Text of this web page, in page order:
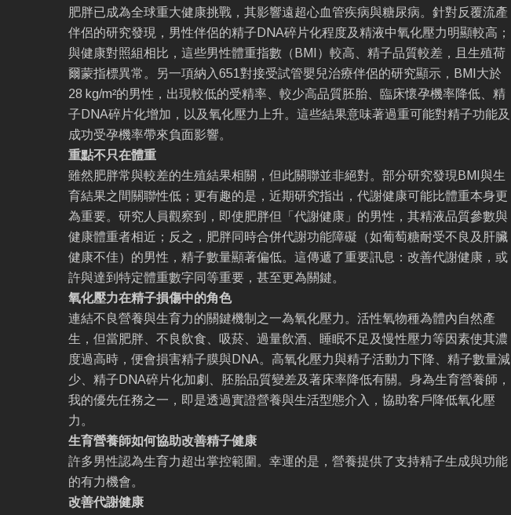
肥胖已成為全球重大健康挑戰，其影響遠超心血管疾病與糖尿病。針對反覆流產
伴侶的研究發現，男性伴侶的精子DNA碎片化程度及精液中氧化壓力明顯較高；
與健康對照組相比，這些男性體重指數（BMI）較高、精子品質較差，且生殖荷
爾蒙指標異常。另一項納入651對接受試管嬰兒治療伴侶的研究顯示，BMI大於
28 kg/m²的男性，出現較低的受精率、較少高品質胚胎、臨床懷孕機率降低、精
子DNA碎片化增加，以及氧化壓力上升。這些結果意味著過重可能對精子功能及
成功受孕機率帶來負面影響。
重點不只在體重
雖然肥胖常與較差的生殖結果相關，但此關聯並非絕對。部分研究發現BMI與生
育結果之間關聯性低；更有趣的是，近期研究指出，代謝健康可能比體重本身更
為重要。研究人員觀察到，即使肥胖但「代謝健康」的男性，其精液品質參數與
健康體重者相近；反之，肥胖同時合併代謝功能障礙（如葡萄糖耐受不良及肝臟
健康不佳）的男性，精子數量顯著偏低。這傳遞了重要訊息：改善代謝健康，或
許與達到特定體重數字同等重要，甚至更為關鍵。
氧化壓力在精子損傷中的角色
連結不良營養與生育力的關鍵機制之一為氧化壓力。活性氧物種為體內自然產
生，但當肥胖、不良飲食、吸菸、過量飲酒、睡眠不足及慢性壓力等因素使其濃
度過高時，便會損害精子膜與DNA。高氧化壓力與精子活動力下降、精子數量減
少、精子DNA碎片化加劇、胚胎品質變差及著床率降低有關。身為生育營養師，
我的優先任務之一，即是透過實證營養與生活型態介入，協助客戶降低氧化壓
力。
生育營養師如何協助改善精子健康
許多男性認為生育力超出掌控範圍。幸運的是，營養提供了支持精子生成與功能
的有力機會。
改善代謝健康